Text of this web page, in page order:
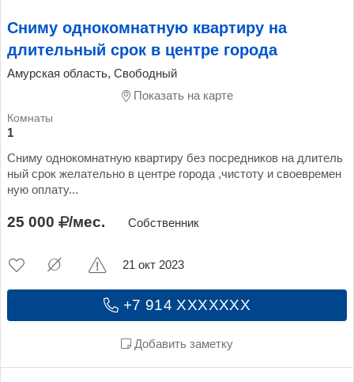
Сниму однокомнатную квартиру на
длительный срок в центре города
Амурская область, Свободный
Показать на карте
1
Сниму однокомнатную квартиру без посредников на длитель
ный срок желательно в центре города ,чистоту и своевремен
ную оплату...
25 000 /мес. Собственник
+7 914 XXXXXXX
Добавить заметку
21 окт 2023